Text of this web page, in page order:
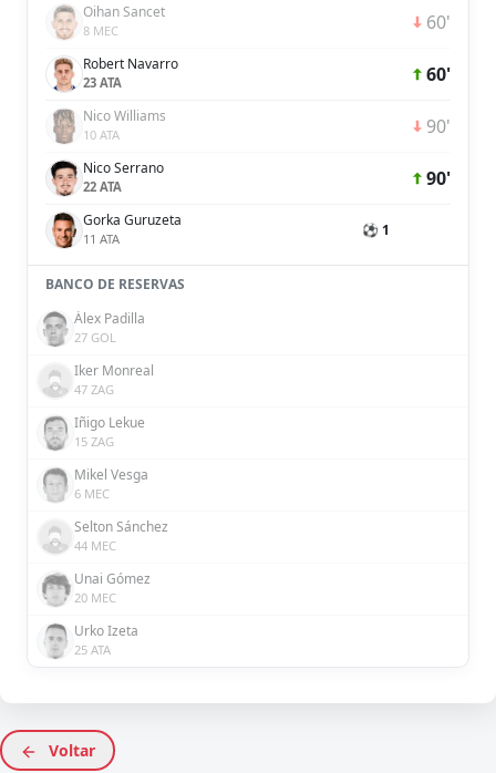
Oihan Sancet
8 MEC 60'
Robert Navarro
23 ATA 60'
Nico Williams
10 ATA 90'
Nico Serrano
22 ATA 90'
Gorka Guruzeta
11 ATA ⚽ 1
BANCO DE RESERVAS
Álex Padilla
27 GOL
Iker Monreal
47 ZAG
Iñigo Lekue
15 ZAG
Mikel Vesga
6 MEC
Selton Sánchez
44 MEC
Unai Gómez
20 MEC
Urko Izeta
25 ATA
Voltar